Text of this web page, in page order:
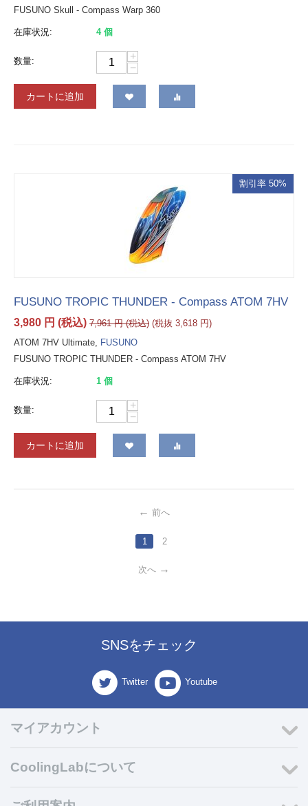
FUSUNO Skull - Compass Warp 360
在庫状況: 4 個
数量:
+
−
カートに追加
割引率 50%
FUSUNO TROPIC THUNDER - Compass ATOM 7HV
3,980 円 (税込) 7,961 円(税込) (税抜 3,618 円)
ATOM 7HV Ultimate, FUSUNO
FUSUNO TROPIC THUNDER - Compass ATOM 7HV
在庫状況: 1 個
数量:
+
−
カートに追加
前へ
1 2
次へ
SNSをチェック
Twitter Youtube
マイアカウント
CoolingLabについて